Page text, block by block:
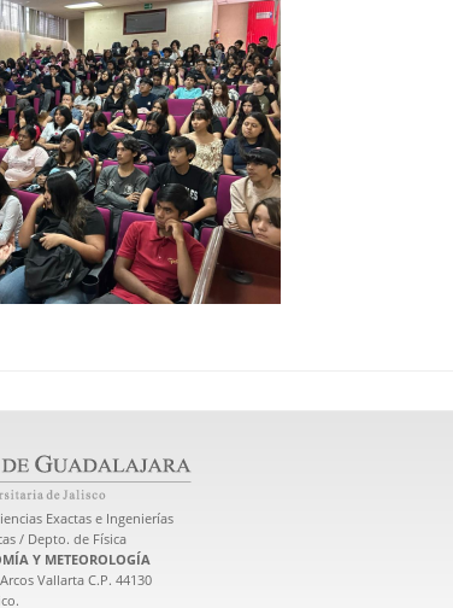
Exactas e Ingenierías
/ Depto. de Física
Y METEOROLOGÍA
Vallarta C.P. 44130